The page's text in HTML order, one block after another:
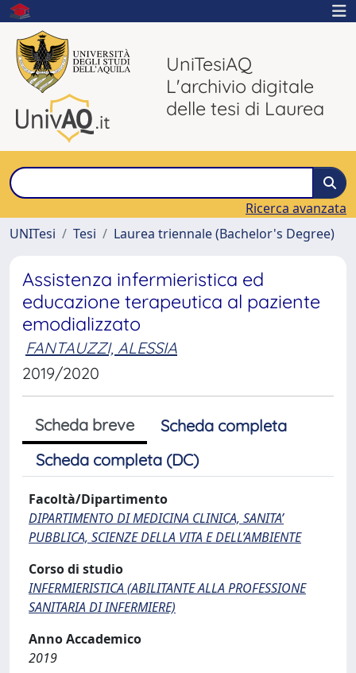
UniTesiAQ
L'archivio digitale
delle tesi di Laurea
Ricerca avanzata
UNITesi
Tesi Laurea triennale (Bachelor's Degree)
Assistenza infermieristica ed
educazione terapeutica al paziente
emodializzato
FANTAUZZI, ALESSIA
2019/2020
Scheda breve
Scheda completa
Scheda completa (DC)
Facoltà/Dipartimento
DIPARTIMENTO DI MEDICINA CLINICA, SANITA’
PUBBLICA, SCIENZE DELLA VITA E DELL’AMBIENTE
Corso di studio
INFERMIERISTICA (ABILITANTE ALLA PROFESSIONE
SANITARIA DI INFERMIERE)
Anno Accademico
2019